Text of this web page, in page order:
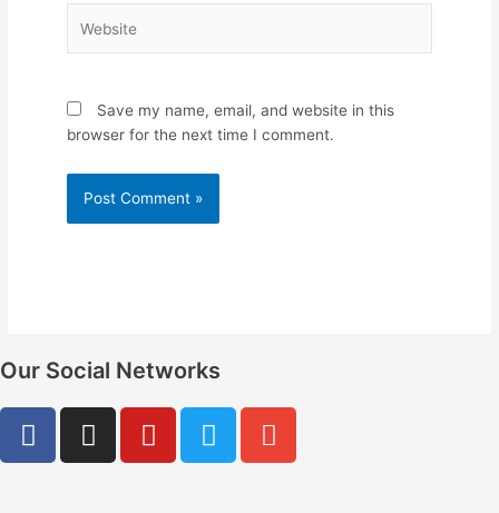
Save my name, email, and website in this
browser for the next time I comment.
Our Social Networks
F
a
I
n
Y
o
T
w
E
n